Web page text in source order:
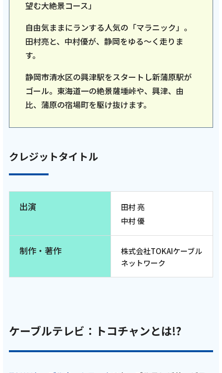
亮と優の静岡をゆる～く走りませんか？：
2025年 静岡県 沼津市 富士山の絶景と海の幸
に恵まれた沼津市RUN！ ゲストランナーは猫
ひろしさん！【後編 12月7日 9:00~ 放送開
始】
亮と優の静岡をゆる～く走りませんか？：
2025年 静岡県 沼津市 富士山の絶景と海の幸
に恵まれた沼津市RUN！ ゲストランナーは猫
ひろしさん！【中編 11月23日 9:00~ 放送開
始】
2025年11月11日
望む大絶景コース」
自由気ままにランする人気の「マラニック」。
田村亮と、中村優が、静岡をゆる〜く走りま
す。
静岡市清水区の興津駅をスタートし新蒲原駅が
ゴール。東海道一の絶景薩埵峠や、興津、由
比、蒲原の宿場町を駆け抜けます。
クレジットタイトル
出演
田村 亮
中村 優
制作・著作
株式会社TOKAIケーブル
ネットワーク
ケーブルテレビ：トコチャンとは!?